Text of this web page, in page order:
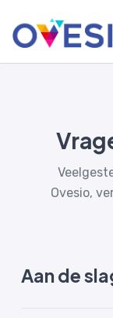
Ovesio,
Aan de